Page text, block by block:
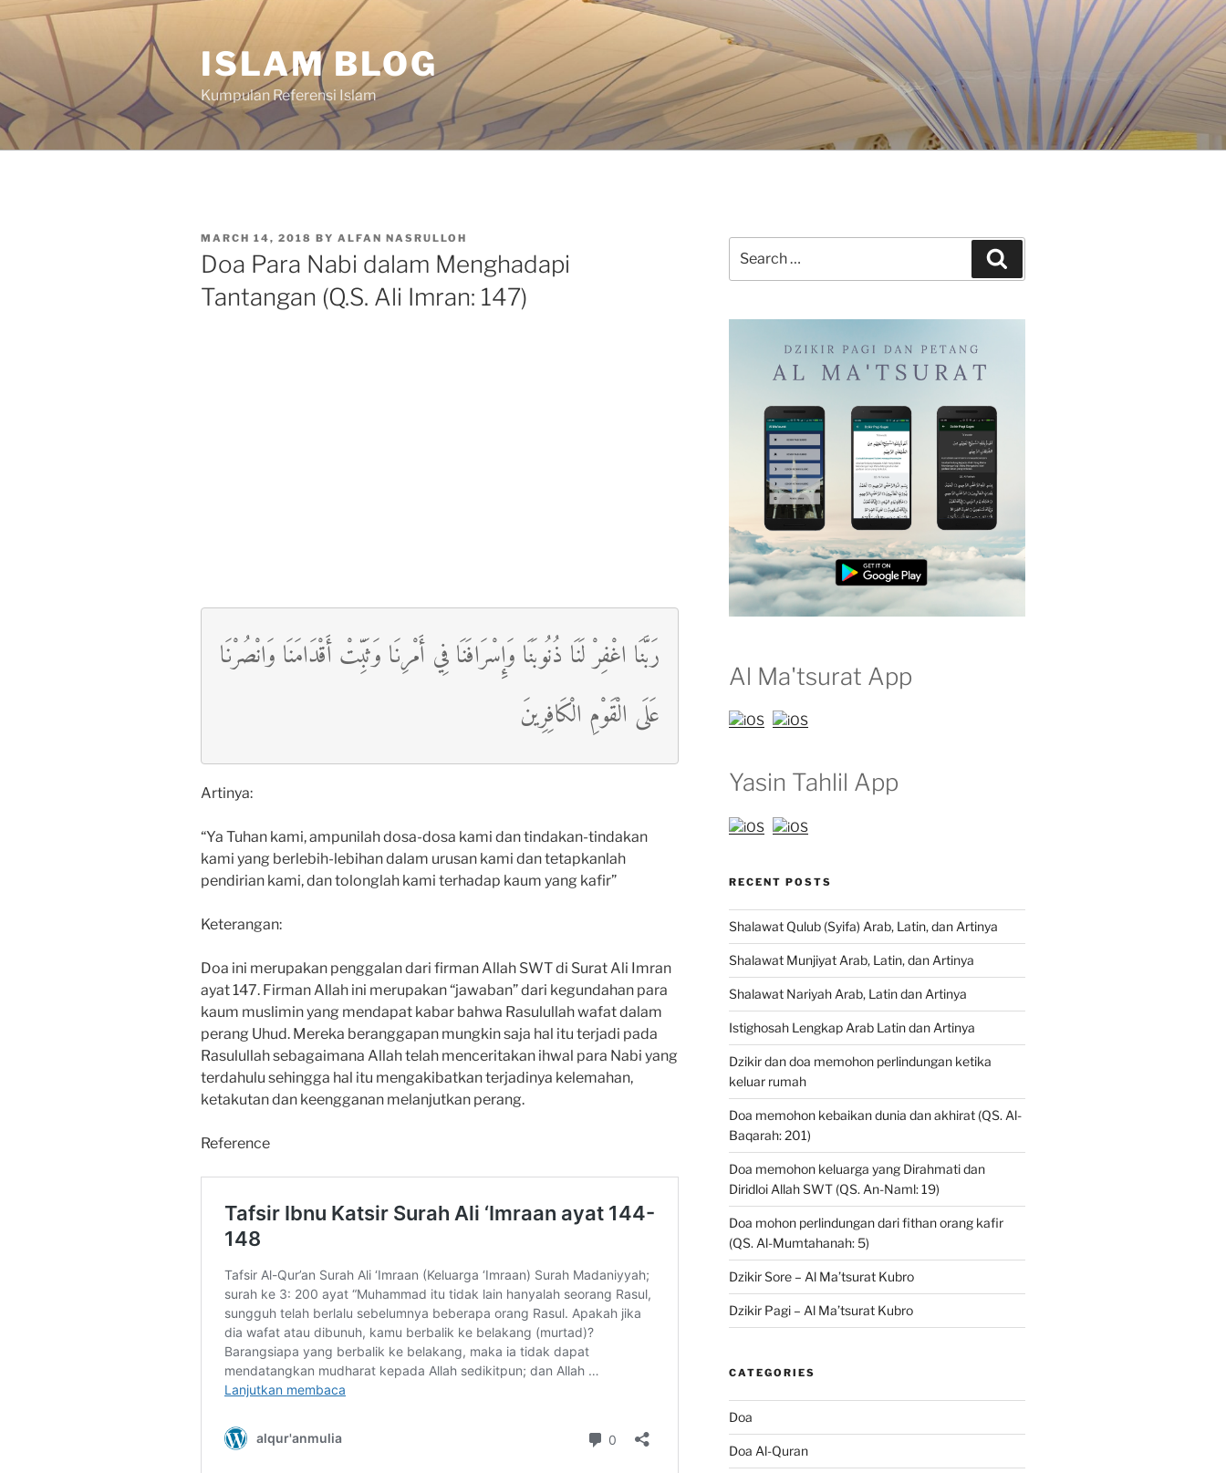
content
ISLAM BLOG
Kumpulan Referensi Islam
POSTED
ON
MARCH 14, 2018 BY ALFAN NASRULLOH
Doa Para Nabi dalam Menghadapi
Tantangan (Q.S. Ali Imran: 147)
رَبَّنَا اغْفِرْ لَنَا ذُنُوبَنَا وَإِسْرَافَنَا فِي أَمْرِنَا وَثَبِّتْ أَقْدَامَنَا وَانْصُرْنَا
عَلَى الْقَوْمِ الْكَافِرِينَ
Artinya:
“Ya Tuhan kami, ampunilah dosa-dosa kami dan tindakan-tindakan
kami yang berlebih-lebihan dalam urusan kami dan tetapkanlah
pendirian kami, dan tolonglah kami terhadap kaum yang kafir”
Keterangan:
Doa ini merupakan penggalan dari firman Allah SWT di Surat Ali Imran
ayat 147. Firman Allah ini merupakan “jawaban” dari kegundahan para
kaum muslimin yang mendapat kabar bahwa Rasulullah wafat dalam
perang Uhud. Mereka beranggapan mungkin saja hal itu terjadi pada
Rasulullah sebagaimana Allah telah menceritakan ihwal para Nabi yang
terdahulu sehingga hal itu mengakibatkan terjadinya kelemahan,
ketakutan dan keengganan melanjutkan perang.
Reference
for:
Al Ma'tsurat App
Yasin Tahlil App
RECENT POSTS
Shalawat Qulub (Syifa) Arab, Latin, dan Artinya
Shalawat Munjiyat Arab, Latin, dan Artinya
Shalawat Nariyah Arab, Latin dan Artinya
Istighosah Lengkap Arab Latin dan Artinya
Dzikir dan doa memohon perlindungan ketika
keluar rumah
Doa memohon kebaikan dunia dan akhirat (QS. Al-
Baqarah: 201)
Doa memohon keluarga yang Dirahmati dan
Diridloi Allah SWT (QS. An-Naml: 19)
Doa mohon perlindungan dari fithan orang kafir
(QS. Al-Mumtahanah: 5)
Dzikir Sore – Al Ma’tsurat Kubro
Dzikir Pagi – Al Ma’tsurat Kubro
CATEGORIES
Doa
Doa Al-Quran